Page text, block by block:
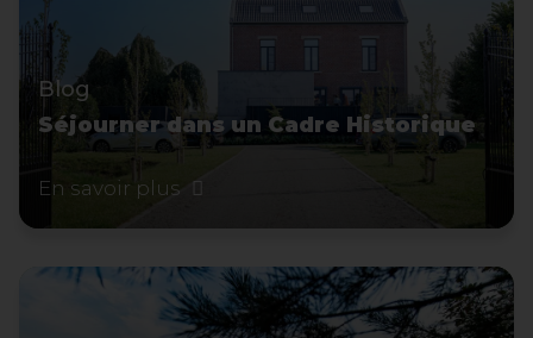
Blog
Séjourner dans un Cadre Historique
En savoir plus